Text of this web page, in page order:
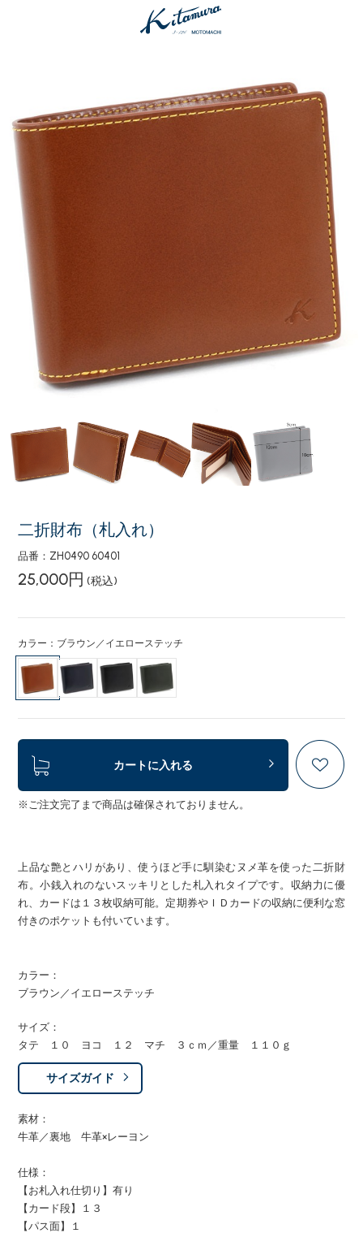
二折財布（札入れ）
品番：ZH0490 60401
25,000円 (税込)
カラー：ブラウン／イエローステッチ
カートに入れる
※ご注文完了まで商品は確保されておりません。
上品な艶とハリがあり、使うほど手に馴染むヌメ革を使った二折財
布。小銭入れのないスッキリとした札入れタイプです。収納力に優
れ、カードは１３枚収納可能。定期券やＩＤカードの収納に便利な窓
付きのポケットも付いています。
カラー：
ブラウン／イエローステッチ
サイズ：
タテ １０ ヨコ １２ マチ ３ｃｍ／重量 １１０ｇ
サイズガイド
素材：
牛革／裏地 牛革×レーヨン
仕様：
【お札入れ仕切り】有り
【カード段】１３
【パス面】１